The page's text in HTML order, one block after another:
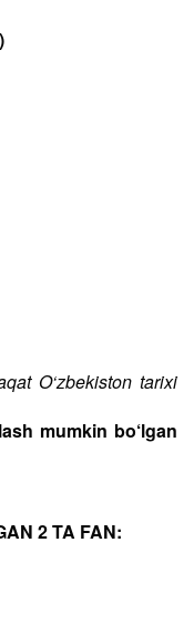
O‘zbekiston tarixi
mumkin bo‘lgan
2 TA FAN: